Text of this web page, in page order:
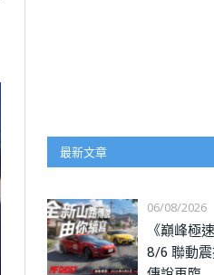
最新文章
06/08/2026
《巔峰極
8/6 聯動